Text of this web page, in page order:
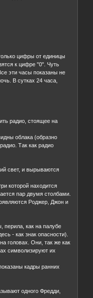
цифры от единицы
к цифре "0". Чуть
эти часы показаны не
В сутках 24 часа,
радио, стоящее на
облака (образно
Так как радио
свет, и вырываются
которой находится
пар двумя столбами.
Роджер, Джон и
перила, как на палубе
- как знак опасности).
головах. Они, так же как
символизируют их
кадры ранних
одного Фредди,